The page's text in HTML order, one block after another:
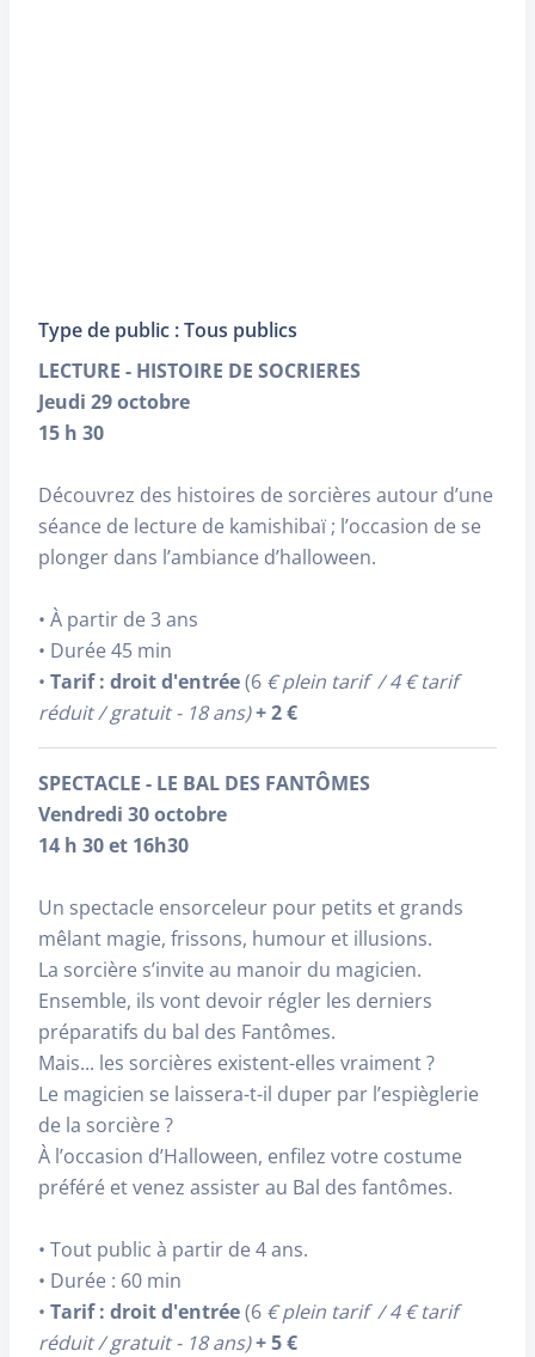
Dans ces cas, merci de faire votre
demande au musée par mail
avec le/les billets concernés.
Type de public : Tous publics
LECTURE - HISTOIRE DE SOCRIERES
Jeudi 29 octobre
15 h 30
Découvrez des histoires de sorcières autour d’une
séance de lecture de kamishibaï ; l’occasion de se
plonger dans l’ambiance d’halloween.
• À partir de 3 ans
• Durée 45 min
• Tarif : droit d'entrée(6 € plein tarif / 4 € tarif
réduit / gratuit - 18 ans)+ 2 €
SPECTACLE - LE BAL DES FANTÔMES
Vendredi 30 octobre
14 h 30 et 16h30
Un spectacle ensorceleur pour petits et grands
mêlant magie, frissons, humour et illusions.
La sorcière s’invite au manoir du magicien.
Ensemble, ils vont devoir régler les derniers
préparatifs du bal des Fantômes.
Mais... les sorcières existent-elles vraiment ?
Le magicien se laissera-t-il duper par l’espièglerie
de la sorcière ?
À l’occasion d’Halloween, enfilez votre costume
préféré et venez assister au Bal des fantômes.
• Tout public à partir de 4 ans.
• Durée : 60 min
• Tarif : droit d'entrée(6 € plein tarif / 4 € tarif
réduit / gratuit - 18 ans)+ 5 €